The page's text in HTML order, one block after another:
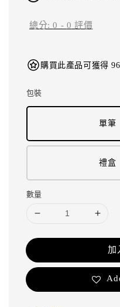
總分:0 - 0 評價
購買此產品可獲得
包裝
單筆
禮盒
數量
加